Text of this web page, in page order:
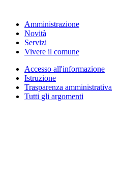
Amministrazione
Novità
Servizi
Vivere il comune
Accesso all'informazione
Istruzione
Trasparenza amministrativa
Tutti gli argomenti